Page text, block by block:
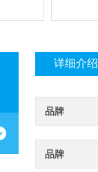
详细介绍
品牌
品牌